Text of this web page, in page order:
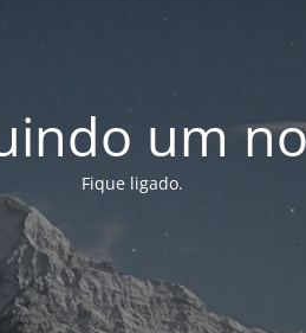
um
Fique ligado.